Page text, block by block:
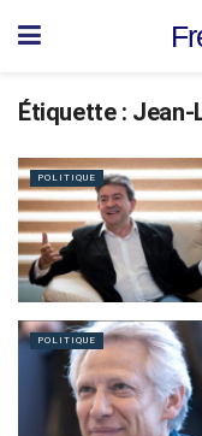
Étiquette : Jean-
POLITIQUE
POLITIQUE